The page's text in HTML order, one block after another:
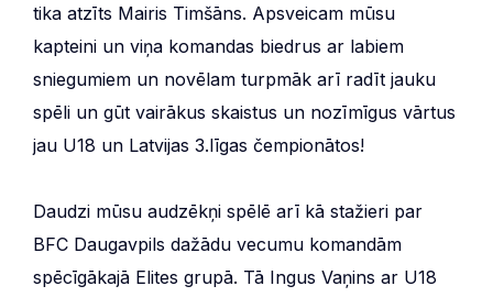
tika atzīts Mairis Timšāns. Apsveicam mūsu
kapteini un viņa komandas biedrus ar labiem
sniegumiem un novēlam turpmāk arī radīt jauku
spēli un gūt vairākus skaistus un nozīmīgus vārtus
jau U18 un Latvijas 3.līgas čempionātos!
Daudzi mūsu audzēkņi spēlē arī kā stažieri par
BFC Daugavpils dažādu vecumu komandām
spēcīgākajā Elites grupā. Tā Ingus Vaņins ar U18